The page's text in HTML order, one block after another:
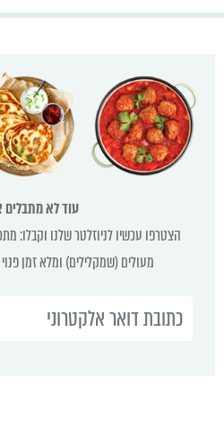
עוד לא מתבלים
הצטרפו עכשיו לניוזלטר שלנו וקבלו:
מעולים (שמקלילים) ומלא זמן